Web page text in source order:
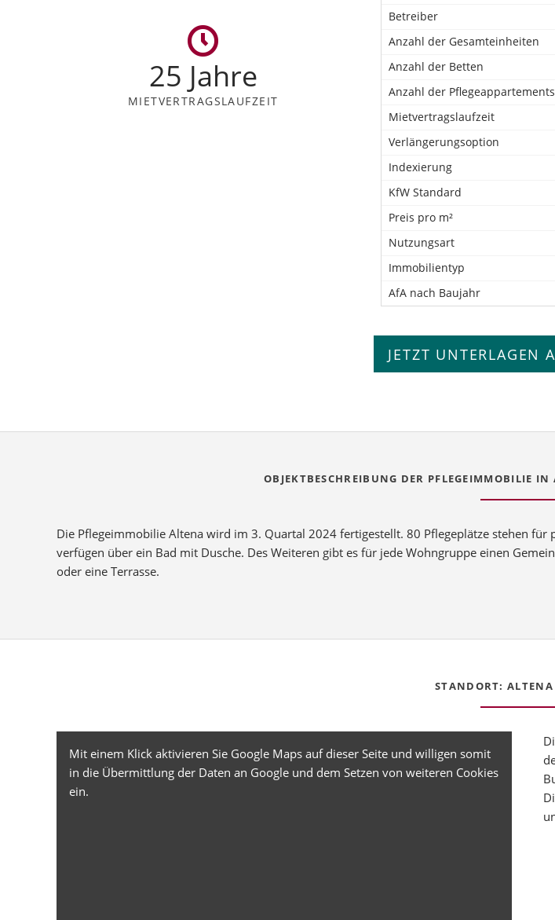
25 Jahre
MIETVERTRAGSLAUFZEIT
Betreiber
Anzahl der Gesamteinheiten
Anzahl der Betten
Anzahl der Pflegeappartements
Mietvertragslaufzeit
Verlängerungsoption
Indexierung
KfW Standard
Preis pro m²
Nutzungsart
Immobilientyp
AfA nach Baujahr
JETZT UNTERLAGEN
OBJEKTBESCHREIBUNG DER PFLEGEIMMOBILIE
Die Pflegeimmobilie Altena wird im 3. Quartal 2024 fertigestellt. 80 Pflegeplätze stehen
verfügen über ein Bad mit Dusche. Des Weiteren gibt es für jede Wohngruppe einen
oder eine Terrasse.
STANDORT:
Mit einem Klick aktivieren Sie Google Maps auf dieser Seite und willigen somit
in die Übermittlung der Daten an Google und dem Setzen von weiteren Cookies
ein.